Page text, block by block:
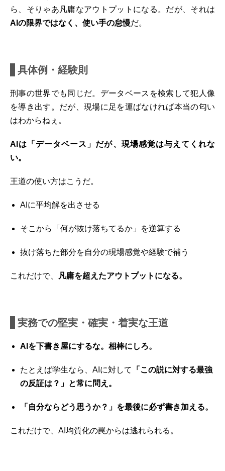
ら、そりゃあ凡庸なアウトプットになる。だが、それは
AIの限界ではなく、使い手の怠慢だ。
具体例・経験則
刑事の世界でも同じだ。データベースを検索して犯人像
を導き出す。だが、現場に足を運ばなければ本当の匂い
はわからねぇ。
AIは「データベース」だが、現場感覚は与えてくれな
い。
王道の使い方はこうだ。
AIに平均解を出させる
そこから「何が抜け落ちてるか」を逆算する
抜け落ちた部分を自分の現場感覚や経験で補う
これだけで、 凡庸を超えたアウトプットになる。
実務での堅実・確実・着実な王道
AIを下書き屋にするな。相棒にしろ。
たとえば学生なら、AIに対して
「この説に対する最強
の反証は？」と常に問え。
「自分ならどう思うか？」を最後に必ず書き加える。
これだけで、AI均質化の罠からは逃れられる。